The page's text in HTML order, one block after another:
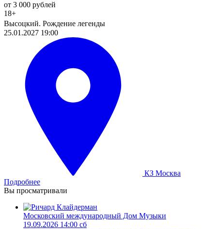
от 3 000 рублей
18+
Высоцкий. Рождение легенды
25.01.2027 19:00
КЗ Москва
Подробнее
Вы просматривали
Московский международный Дом Музыки
19.09.2026 14:00 сб